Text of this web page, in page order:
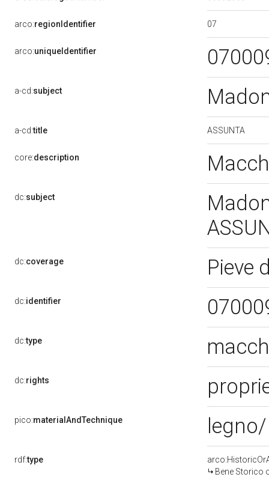
arco:regionIdentifier 07
arco:uniqueIdentifier
a-cd:subject
a-cd:title ASSUNTA
core:description
dc:subject
dc:coverage Pieve
dc:identifier
dc:type
dc:rights
pico:materialAndTechnique
rdf:type
Bene Storico